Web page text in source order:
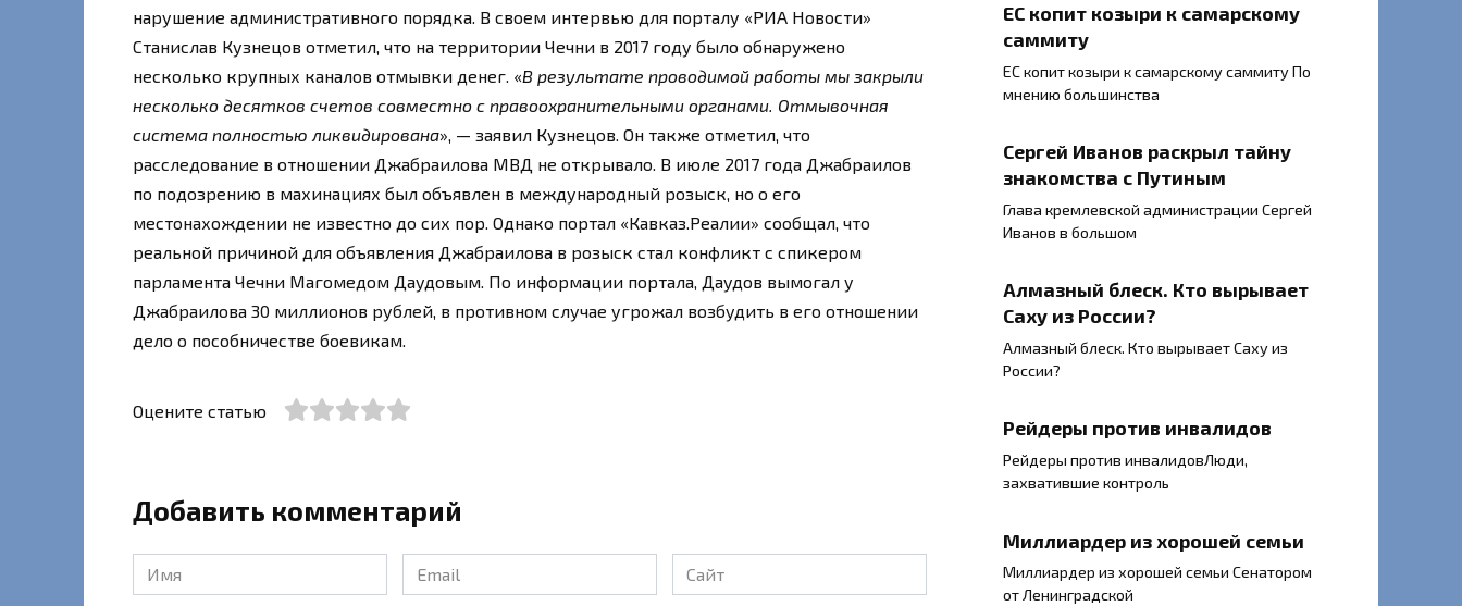
нарушение административного порядка. В своем интервью для порталу «РИА Новости»
Станислав Кузнецов отметил, что на территории Чечни в 2017 году было обнаружено
несколько крупных каналов отмывки денег. «В результате проводимой работы мы закрыли
несколько десятков счетов совместно с правоохранительными органами. Отмывочная
система полностью ликвидирована», — заявил Кузнецов. Он также отметил, что
расследование в отношении Джабраилова МВД не открывало. В июле 2017 года Джабраилов
по подозрению в махинациях был объявлен в международный розыск, но о его
местонахождении не известно до сих пор. Однако портал «Кавказ.Реалии» сообщал, что
реальной причиной для объявления Джабраилова в розыск стал конфликт с спикером
парламента Чечни Магомедом Даудовым. По информации портала, Даудов вымогал у
Джабраилова 30 миллионов рублей, в противном случае угрожал возбудить в его отношении
дело о пособничестве боевикам.
Оцените статью
Добавить комментарий
Имя
*
Email
*
Сайт
ЕС копит козыри к самарскому
саммиту
ЕС копит козыри к самарскому саммиту По
мнению большинства
Сергей Иванов раскрыл тайну
знакомства с Путиным
Глава кремлевской администрации Сергей
Иванов в большом
Алмазный блеск. Кто вырывает
Саху из России?
Алмазный блеск. Кто вырывает Саху из
России?
Рейдеры против инвалидов
Рейдеры против инвалидовЛюди,
захватившие контроль
Миллиардер из хорошей семьи
Миллиардер из хорошей семьи Сенатором
от Ленинградской